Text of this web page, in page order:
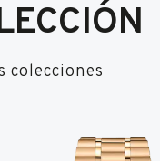
colecciones